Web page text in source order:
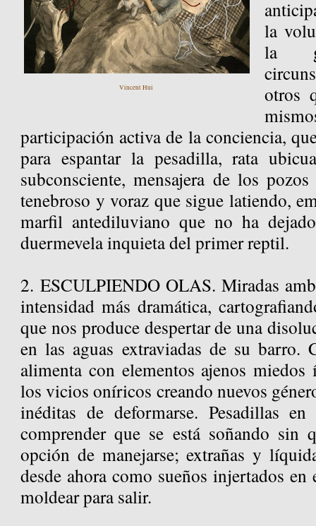
Vincent Hui
la
la
otros
participación activa de la conciencia,
para espantar la pesadilla, rata
subconsciente, mensajera de los
tenebroso y voraz que sigue latiendo,
marfil antediluviano que no ha
duermevela inquieta del primer reptil.
2. ESCULPIENDO OLAS. Miradas
intensidad más dramática,
que nos produce despertar de una
en las aguas extraviadas de su barro.
alimenta con elementos ajenos
los vicios oníricos creando nuevos
inéditas de deformarse. Pesadillas
comprender que se está soñando sin
opción de manejarse; extrañas y
desde ahora como sueños injertados
moldear para salir.